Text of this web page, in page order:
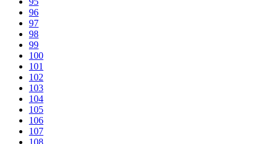
96
97
98
99
100
101
102
103
104
105
106
107
108